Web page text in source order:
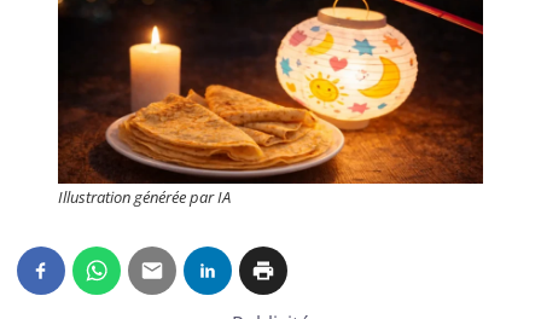
Illustration générée par IA